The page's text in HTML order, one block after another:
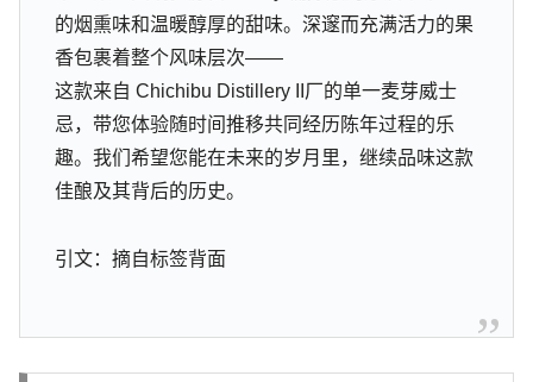
的烟熏味和温暖醇厚的甜味。深邃而充满活力的果
香包裹着整个风味层次——
这款来自 Chichibu Distillery II厂的单一麦芽威士
忌，带您体验随时间推移共同经历陈年过程的乐
趣。我们希望您能在未来的岁月里，继续品味这款
佳酿及其背后的历史。
引文：摘自标签背面